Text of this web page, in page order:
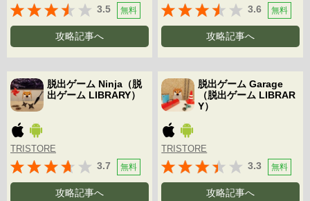
3.5 無料
攻略記事へ
3.6 無料
攻略記事へ
脱出ゲーム Ninja（脱
出ゲーム LIBRARY）
TRISTORE
3.7 無料
攻略記事へ
脱出ゲーム Garage
（脱出ゲーム LIBRAR
Y）
TRISTORE
3.3 無料
攻略記事へ